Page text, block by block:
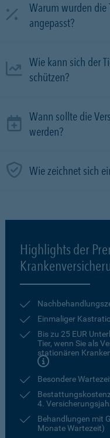
Warum wurden die
angepasst?
Wie kann sich der
schützen?
Wann sollte die
werden?
Wie zeichnet sich
Highlights der
Einmaliger
Bis zu 25 EUR
Tier, wenn Sie als
stationären
Besondere
4.
Behandlungen mit
Monate Wartezeit)